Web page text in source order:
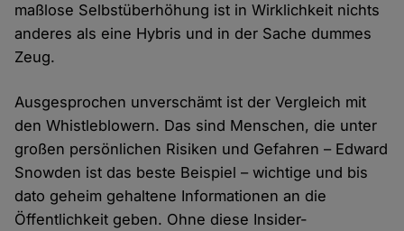
maßlose Selbstüberhöhung ist in Wirklichkeit nichts
anderes als eine Hybris und in der Sache dummes
Zeug.
Ausgesprochen unverschämt ist der Vergleich mit
den Whistleblowern. Das sind Menschen, die unter
großen persönlichen Risiken und Gefahren – Edward
Snowden ist das beste Beispiel – wichtige und bis
dato geheim gehaltene Informationen an die
Öffentlichkeit geben. Ohne diese Insider-